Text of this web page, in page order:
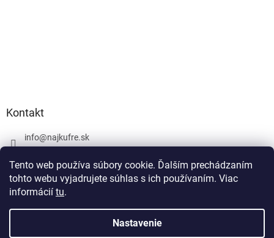
Tento web používa súbory cookie. Ďalším prechádzaním
tohto webu vyjadrujete súhlas s ich používaním. Viac
informácií tu.
Nastavenie
Kontakt
info@najkufre.sk
Facebook
Vytvoril Shoptet